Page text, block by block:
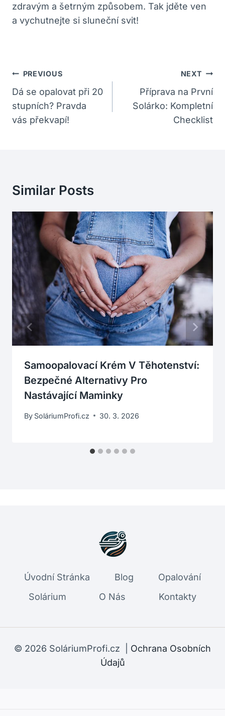
zdravým a šetrným způsobem. Tak jděte ven
a vychutnejte si sluneční svit!
Navigace
Pro
Příspěvek
PREVIOUS
Dá se opalovat při 20
stupních? Pravda
vás překvapí!
NEXT
Příprava na První
Solárko: Kompletní
Checklist
Similar Posts
Samoopalovací Krém V Těhotenství:
Bezpečné Alternativy Pro
Nastávající Maminky
By SoláriumProfi.cz 30. 3. 2026
Úvodní Stránka Blog
Opalování
Solárium
O Nás Kontakty
© 2026 SoláriumProfi.cz | Ochrana Osobních
Údajů